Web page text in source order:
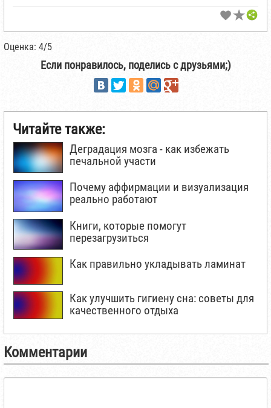
Оценка: 4/5
Если понравилось, поделись с друзьями;)
Читайте также:
Деградация мозга - как избежать
печальной участи
Почему аффирмации и визуализация
реально работают
Книги, которые помогут
перезагрузиться
Как правильно укладывать ламинат
Как улучшить гигиену сна: советы для
качественного отдыха
Комментарии